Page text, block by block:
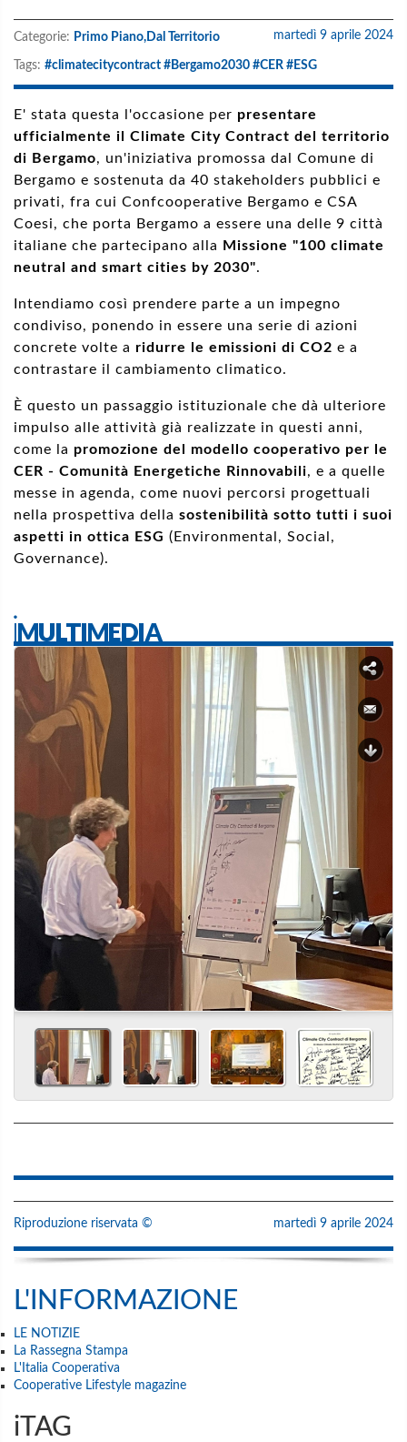
martedì 9 aprile 2024
Categorie: Primo Piano, Dal Territorio
Tags: #climatecitycontract #Bergamo2030 #CER #ESG
E' stata questa l'occasione per presentare
ufficialmente il Climate City Contract del territorio
di Bergamo, un'iniziativa promossa dal
Comune di
Bergamo e sostenuta da 40 stakeholders pubblici e
privati, fra cui Confcooperative Bergamo e CSA
Coesi, che porta Bergamo a essere una delle 9 città
italiane che partecipano alla
Missione "100 climate
neutral and smart cities by 2030".
Intendiamo così prendere parte a un impegno
condiviso, ponendo in essere una serie di azioni
concrete volte a ridurre le emissioni di CO2 e a
contrastare il cambiamento climatico.
È questo un passaggio istituzionale che dà ulteriore
impulso alle attività già realizzate in questi anni,
come la promozione del modello cooperativo per le
CER - Comunità Energetiche Rinnovabili, e a quelle
messe in agenda, come nuovi percorsi progettuali
nella prospettiva della sostenibilità sotto tutti i suoi
aspetti in ottica ESG (Environmental, Social,
Governance).
iMULTIMEDIA
Riproduzione riservata © martedì 9 aprile 2024
L'INFORMAZIONE
LE NOTIZIE
La Rassegna Stampa
L'Italia Cooperativa
Cooperative Lifestyle magazine
iTAG